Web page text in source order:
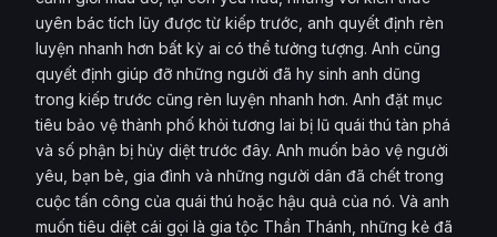
uyên bác tích lũy được từ kiếp trước, anh quyết định rèn
luyện nhanh hơn bất kỳ ai có thể tưởng tượng. Anh cũng
quyết định giúp đỡ những người đã hy sinh anh dũng
trong kiếp trước cũng rèn luyện nhanh hơn. Anh đặt mục
tiêu bảo vệ thành phố khỏi tương lai bị lũ quái thú tàn phá
và số phận bị hủy diệt trước đây. Anh muốn bảo vệ người
yêu, bạn bè, gia đình và những người dân đã chết trong
cuộc tấn công của quái thú hoặc hậu quả của nó. Và anh
muốn tiêu diệt cái gọi là gia tộc Thần Thánh, những kẻ đã